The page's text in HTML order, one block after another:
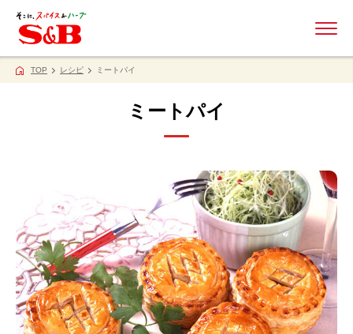
TOP レシピ ミートパイ
ミートパイ